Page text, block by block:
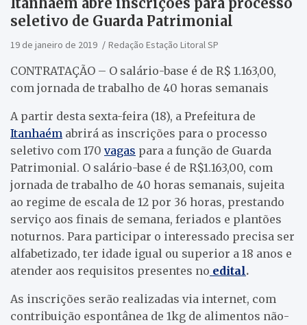
seletivo de Guarda Patrimonial
19 de janeiro de 2019 Redação Estação Litoral SP
CONTRATAÇÃO – O salário-base é de R$ 1.163,00,
com jornada de trabalho de 40 horas semanais
A partir desta sexta-feira (18), a Prefeitura de
Itanhaém abrirá as inscrições para o processo
seletivo com 170 vagas para a função de Guarda
Patrimonial. O salário-base é de R$1.163,00, com
jornada de trabalho de 40 horas semanais, sujeita
ao regime de escala de 12 por 36 horas, prestando
serviço aos finais de semana, feriados e plantões
noturnos. Para participar o interessado precisa ser
alfabetizado, ter idade igual ou superior a 18 anos e
atender aos requisitos presentes no edital.
As inscrições serão realizadas via internet, com
contribuição espontânea de 1kg de alimentos não-